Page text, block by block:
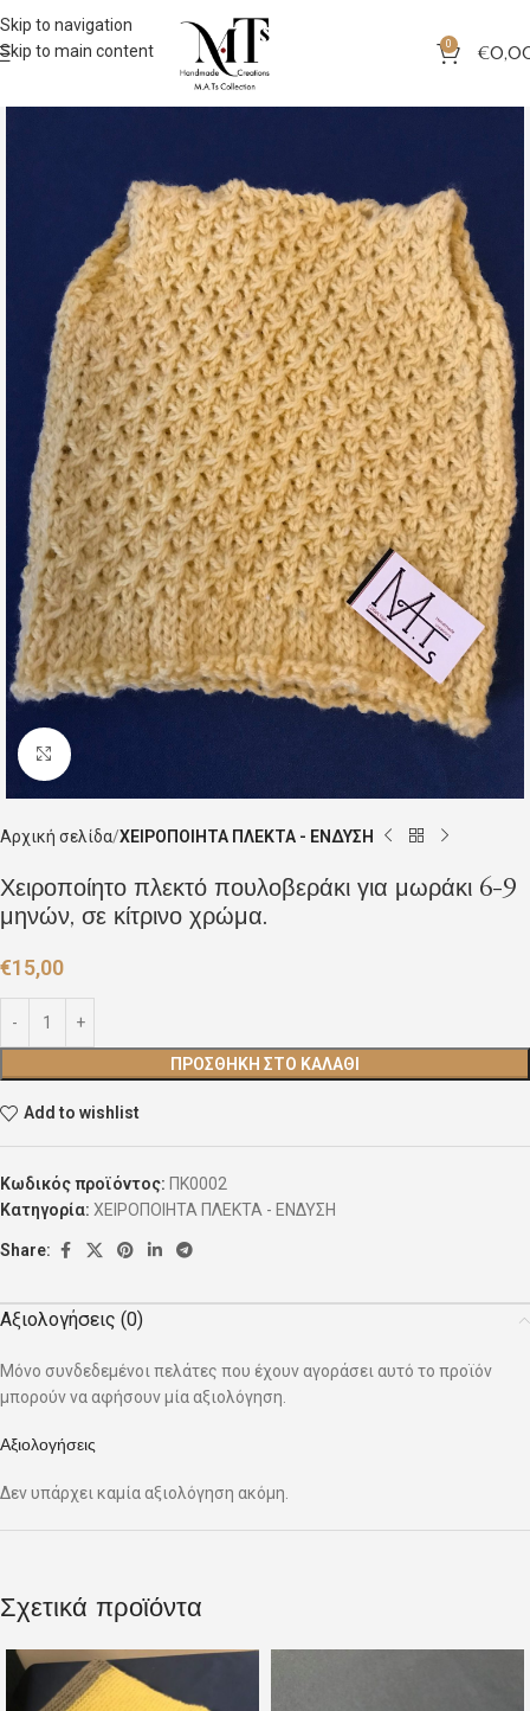
Skip to navigation
Skip to main content
0 €
Click to enlarge
Αρχική σελίδα ΧΕΙΡΟΠΟΙΗΤΑ ΠΛΕΚΤΑ - ΕΝΔΥΣΗ
Χειροποίητο πλεκτό πουλοβεράκι για μωράκι 6-9
μηνών, σε κίτρινο χρώμα.
€15,00
ΠΡΟΣΘΉΚΗ ΣΤΟ ΚΑΛΆΘΙ
Add to wishlist
Κωδικός προϊόντος: ΠΚ0002
Κατηγορία: ΧΕΙΡΟΠΟΙΗΤΑ ΠΛΕΚΤΑ - ΕΝΔΥΣΗ
Share:
Αξιολογήσεις (0)
Αξιολογήσεις
Δεν υπάρχει καμία αξιολόγηση ακόμη.
Μόνο συνδεδεμένοι πελάτες που έχουν αγοράσει αυτό το προϊόν
μπορούν να αφήσουν μία αξιολόγηση.
Σχετικά προϊόντα